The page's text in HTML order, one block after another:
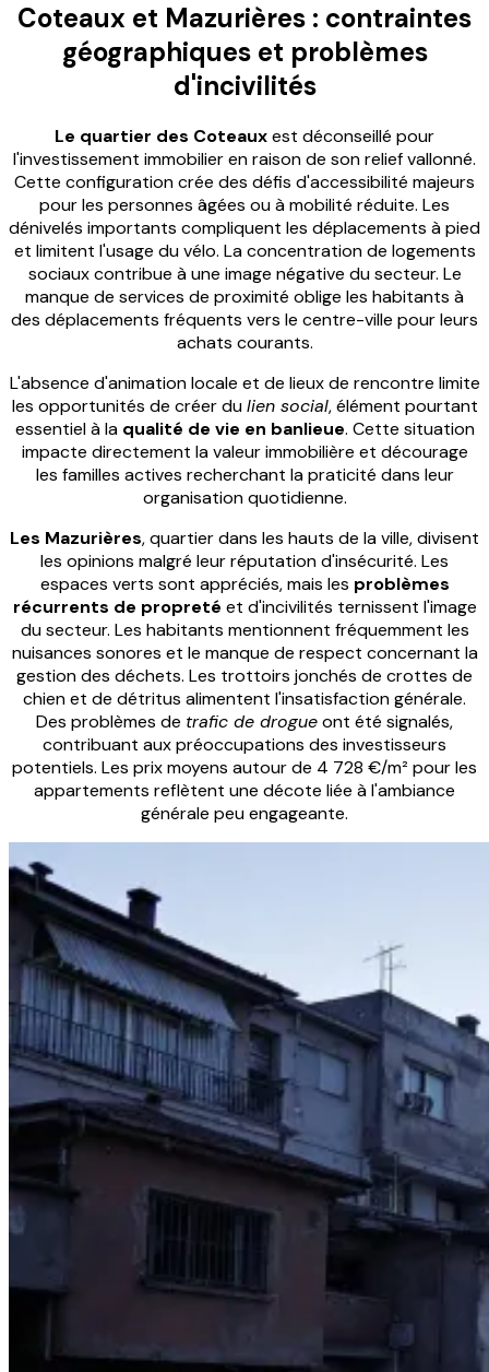
Coteaux et Mazurières : contraintes
géographiques et problèmes
d'incivilités
Le quartier des Coteauxest déconseillé pour
l'investissement immobilier en raison de son relief vallonné.
Cette configuration crée des défis d'accessibilité majeurs
pour les personnes âgées ou à mobilité réduite. Les
dénivelés importants compliquent les déplacements à pied
et limitent l'usage du vélo. La concentration de logements
sociaux contribue à une image négative du secteur. Le
manque de services de proximité oblige les habitants à
des déplacements fréquents vers le centre-ville pour leurs
achats courants.
L'absence d'animation locale et de lieux de rencontre limite
les opportunités de créer dulien social, élément pourtant
essentiel à la qualité de vie en banlieue. Cette situation
impacte directement la valeur immobilière et décourage
les familles actives recherchant la praticité dans leur
organisation quotidienne.
Les Mazurières, quartier dans les hauts de la ville, divisent
les opinions malgré leur réputation d'insécurité. Les
espaces verts sont appréciés, mais les problèmes
récurrents de propreté et d'incivilités ternissent l'image
du secteur. Les habitants mentionnent fréquemment les
nuisances sonores et le manque de respect concernant la
gestion des déchets. Les trottoirs jonchés de crottes de
chien et de détritus alimentent l'insatisfaction générale.
Des problèmes de trafic de drogueont été signalés,
contribuant aux préoccupations des investisseurs
potentiels. Les prix moyens autour de 4 728 €/m² pour les
appartements reflètent une décote liée à l'ambiance
générale peu engageante.